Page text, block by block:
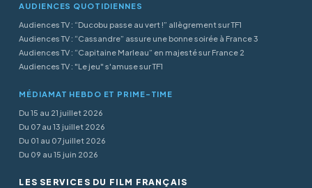
AUDIENCES QUOTIDIENNES
Audiences TV : “Ducobu passe au vert !” allègrement sur TF1
Audiences TV : “Cassandre” assure une bonne soirée à France 3
Audiences TV : “Capitaine Marleau” en majesté sur France 2
Audiences TV : "Le jeu" s'amuse sur TF1
MÉDIAMAT HEBDO ET PRIME-TIME
Du 15 au 21 juillet 2026
Du 07 au 13 juillet 2026
Du 01 au 07 juillet 2026
Du 09 au 15 juin 2026
LES SERVICES DU FILM FRANÇAIS